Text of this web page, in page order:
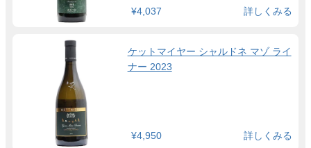
¥4,037 詳しくみる
ケットマイヤー シャルドネ マゾ ライ
ナー 2023
¥4,950 詳しくみる